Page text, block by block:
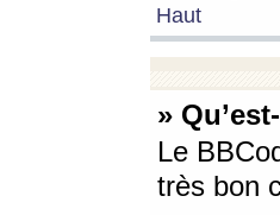
Haut
»
Le
très bon